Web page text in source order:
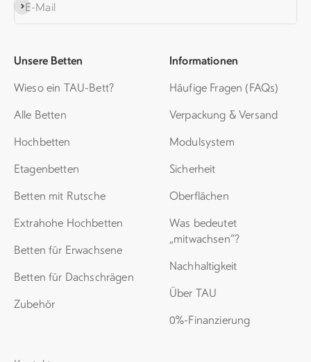
E-Mail
Abonnieren
Unsere Betten
Wieso ein TAU-Bett?
Alle Betten
Hochbetten
Etagenbetten
Betten mit Rutsche
Extrahohe Hochbetten
Betten für Erwachsene
Betten für Dachschrägen
Zubehör
Informationen
Häufige Fragen (FAQs)
Verpackung & Versand
Modulsystem
Sicherheit
Oberflächen
Was bedeutet
„mitwachsen“?
Nachhaltigkeit
Über TAU
0%-Finanzierung